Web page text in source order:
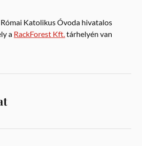
Katolikus Óvoda hivatalos
a RackForest Kft.tárhelyén van